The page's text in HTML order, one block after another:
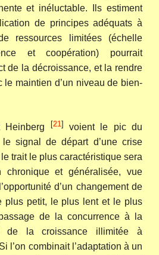
et inéluctable. Ils estiment
de principes adéquats à
ressources limitées (échelle
et coopération) pourrait
de la décroissance, et la rendre
le maintien d’un niveau de bien-
Heinberg [21] voient le pic du
le signal de départ d’une crise
trait le plus caractéristique sera
chronique et généralisée, vue
d’un changement de
plus petit, le plus lent et le plus
de la concurrence à la
de la croissance illimitée à
l’on combinait l’adaptation à un